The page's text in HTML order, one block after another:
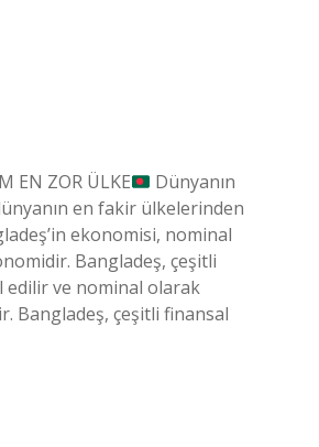
EN ZOR ÜLKE
Dünyanın
en fakir ülkelerinden
ekonomisi, nominal
Bangladeş, çeşitli
edilir ve nominal olarak
Bangladeş, çeşitli finansal